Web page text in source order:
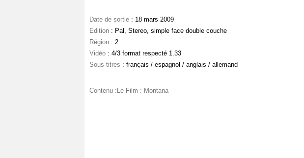
Date de sortie : 18 mars 2009
Edition : Pal, Stereo, simple face double couche
Région : 2
Vidéo : 4/3 format respecté 1.33
Sous-titres : français / espagnol / anglais / allemand
Contenu :Le Film : Montana